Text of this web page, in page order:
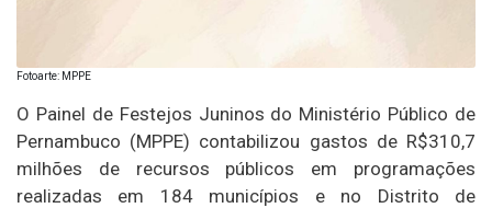
Fotoarte: MPPE
O Painel de Festejos Juninos do Ministério Público de
Pernambuco (MPPE) contabilizou gastos de R$310,7
milhões de recursos públicos em programações
realizadas em 184 municípios e no Distrito de